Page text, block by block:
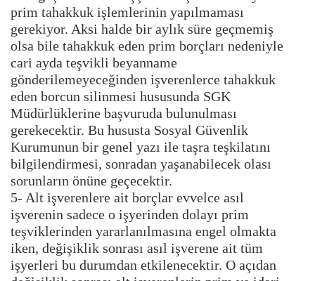
prim tahakkuk işlemlerinin yapılmaması
gerekiyor. Aksi halde bir aylık süre geçmemiş
olsa bile tahakkuk eden prim borçları nedeniyle
cari ayda teşvikli beyanname
gönderilemeyeceğinden işverenlerce tahakkuk
eden borcun silinmesi hususunda SGK
Müdürlüklerine başvuruda bulunulması
gerekecektir. Bu hususta Sosyal Güvenlik
Kurumunun bir genel yazı ile taşra teşkilatını
bilgilendirmesi, sonradan yaşanabilecek olası
sorunların önüne geçecektir.
5- Alt işverenlere ait borçlar evvelce asıl
işverenin sadece o işyerinden dolayı prim
teşviklerinden yararlanılmasına engel olmakta
iken, değişiklik sonrası asıl işverene ait tüm
işyerleri bu durumdan etkilenecektir. O açıdan